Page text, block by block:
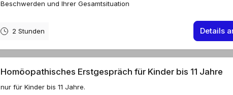
Beschwerden und Ihrer Gesamtsituation
2 Stunden Details
Homöopathisches Erstgespräch für Kinder bis 11 Jahre
nur für Kinder bis 11 Jahre.